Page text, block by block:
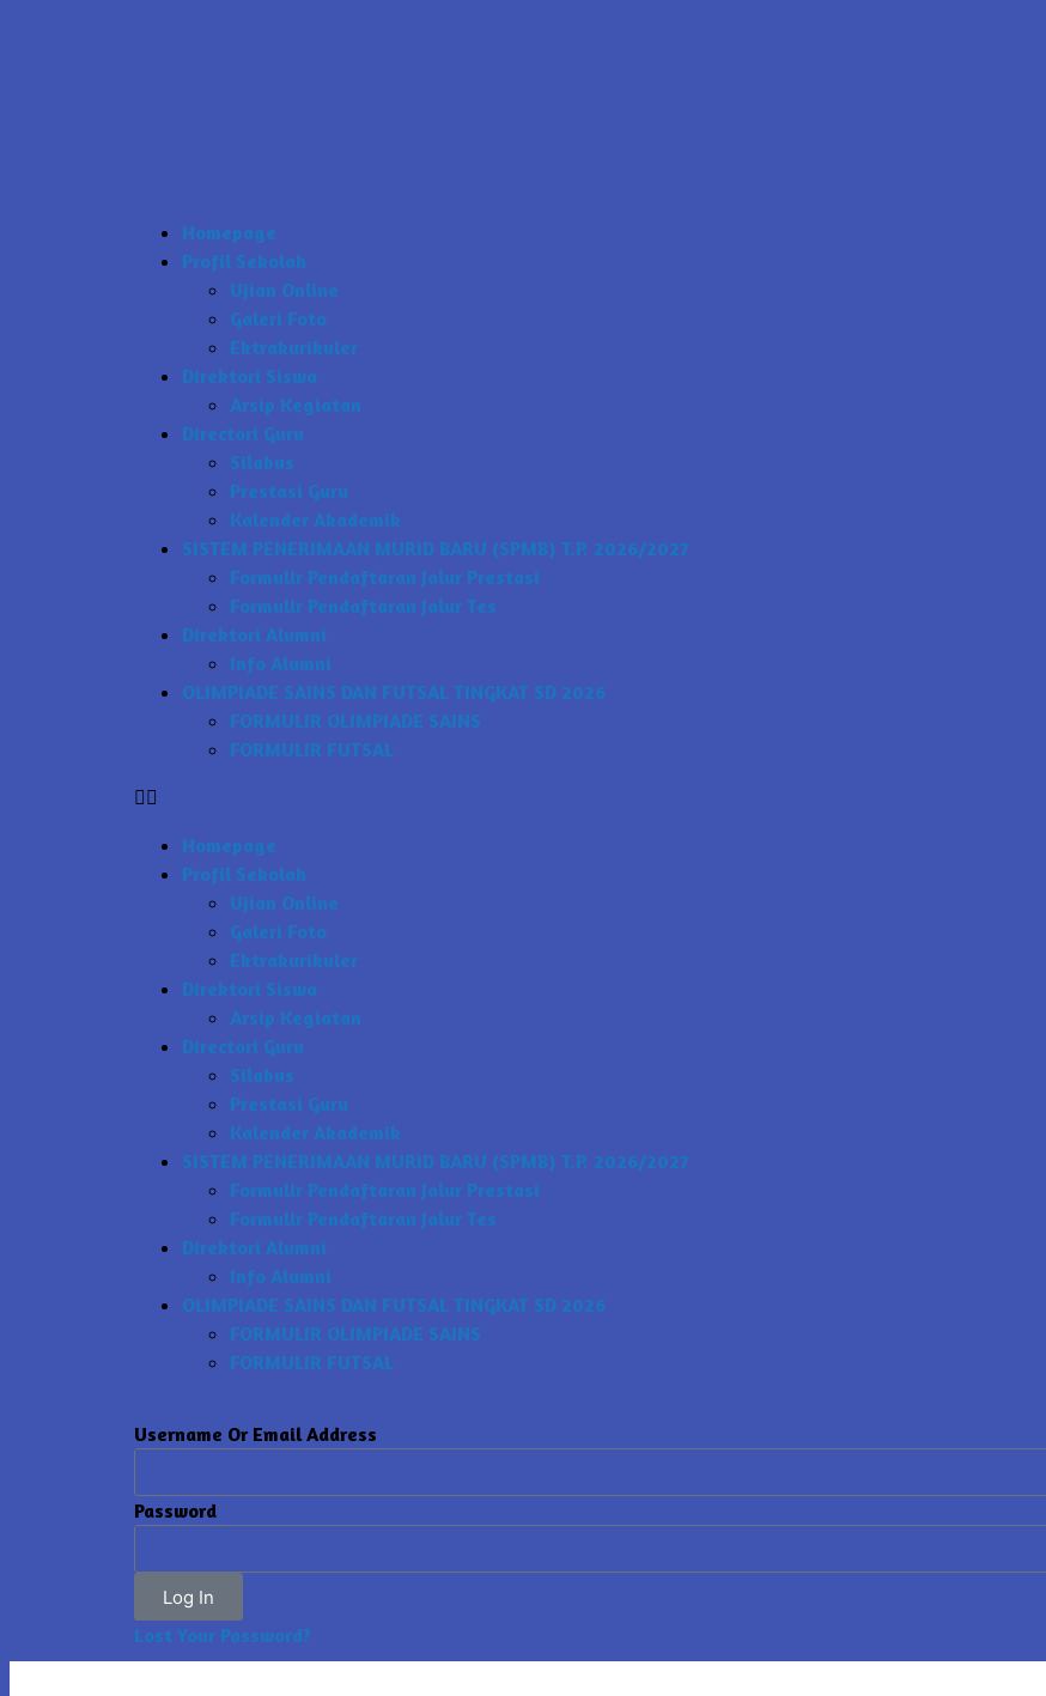
Homepage
Profil Sekolah
Ujian Online
Galeri Foto
Ektrakurikuler
Direktori Siswa
Arsip Kegiatan
Directori Guru
Silabus
Prestasi Guru
Kalender Akademik
SISTEM PENERIMAAN MURID BARU (SPMB) T.P. 2026/2027
Formulir Pendaftaran Jalur Prestasi
Formulir Pendaftaran Jalur Tes
Direktori Alumni
Info Alumni
OLIMPIADE SAINS DAN FUTSAL TINGKAT SD 2026
FORMULIR OLIMPIADE SAINS
FORMULIR FUTSAL
Homepage
Profil Sekolah
Ujian Online
Galeri Foto
Ektrakurikuler
Direktori Siswa
Arsip Kegiatan
Directori Guru
Silabus
Prestasi Guru
Kalender Akademik
SISTEM PENERIMAAN MURID BARU (SPMB) T.P. 2026/2027
Formulir Pendaftaran Jalur Prestasi
Formulir Pendaftaran Jalur Tes
Direktori Alumni
Info Alumni
OLIMPIADE SAINS DAN FUTSAL TINGKAT SD 2026
FORMULIR OLIMPIADE SAINS
FORMULIR FUTSAL
Username Or Email Address
Password
Log In
Lost Your Password?